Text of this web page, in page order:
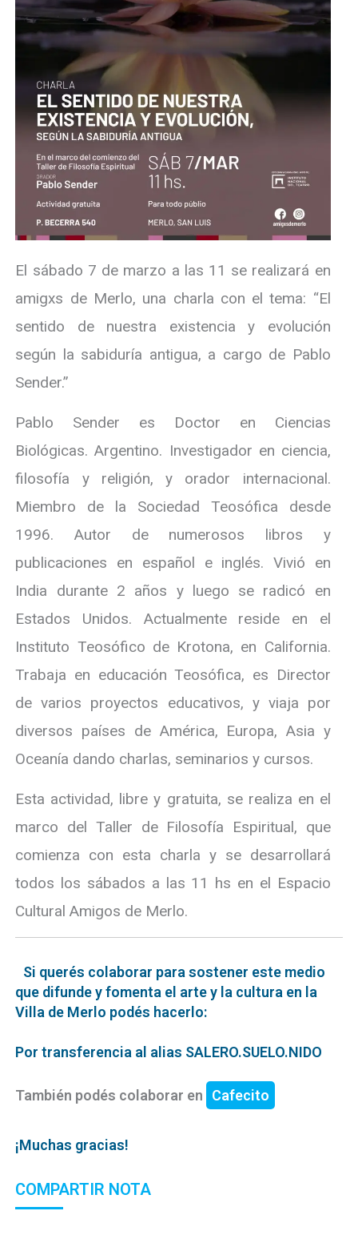
El sábado 7 de marzo a las 11 se realizará en
amigxs de Merlo, una charla con el tema: “El
sentido de nuestra existencia y evolución
según la sabiduría antigua, a cargo de Pablo
Sender.”
Pablo Sender es Doctor en Ciencias
Biológicas. Argentino. Investigador en ciencia,
filosofía y religión, y orador internacional.
Miembro de la Sociedad Teosófica desde
1996. Autor de numerosos libros y
publicaciones en español e inglés. Vivió en
India durante 2 años y luego se radicó en
Estados Unidos. Actualmente reside en el
Instituto Teosófico de Krotona, en California.
Trabaja en educación Teosófica, es Director
de varios proyectos educativos, y viaja por
diversos países de América, Europa, Asia y
Oceanía dando charlas, seminarios y cursos.
Esta actividad, libre y gratuita, se realiza en el
marco del Taller de Filosofía Espiritual, que
comienza con esta charla y se desarrollará
todos los sábados a las 11 hs en el Espacio
Cultural Amigos de Merlo.
Si querés colaborar para sostener este medio
que difunde y fomenta el arte y la cultura en la
Villa de Merlo podés hacerlo:
Por transferencia al alias SALERO.SUELO.NIDO
También podés colaborar en Cafecito
¡Muchas gracias!
COMPARTIR NOTA